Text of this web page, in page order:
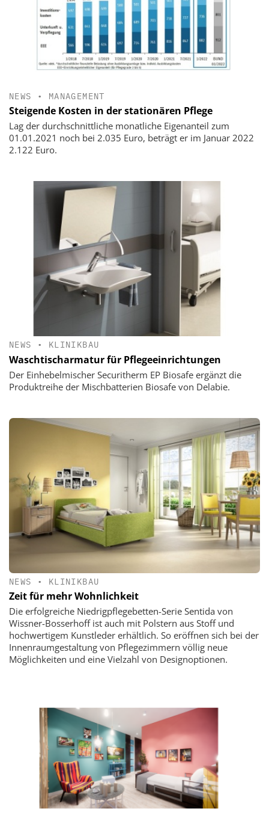
NEWS • MANAGEMENT
Steigende Kosten in der stationären Pflege
Lag der durchschnittliche monatliche Eigenanteil zum
01.01.2021 noch bei 2.035 Euro, beträgt er im Januar 2022
2.122 Euro.
NEWS • KLINIKBAU
Waschtischarmatur für Pflegeeinrichtungen
Der Einhebelmischer Securitherm EP Biosafe ergänzt die
Produktreihe der Mischbatterien Biosafe von Delabie.
NEWS • KLINIKBAU
Zeit für mehr Wohnlichkeit
Die erfolgreiche Niedrigpflegebetten-Serie Sentida von
Wissner-Bosserhoff ist auch mit Polstern aus Stoff und
hochwertigem Kunstleder erhältlich. So eröffnen sich bei der
Innenraumgestaltung von Pflegezimmern völlig neue
Möglichkeiten und eine Vielzahl von Designoptionen.